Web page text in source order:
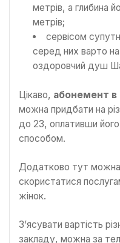
метрів, а глибина
метрів;
сервісом
серед них варто
оздоровчий душ
Цікаво, абонемент в
можна придбати на
до 23, оплативши
способом.
Додатково тут можна
скористатися
жінок.
З’ясувати вартість
закладу, можна за